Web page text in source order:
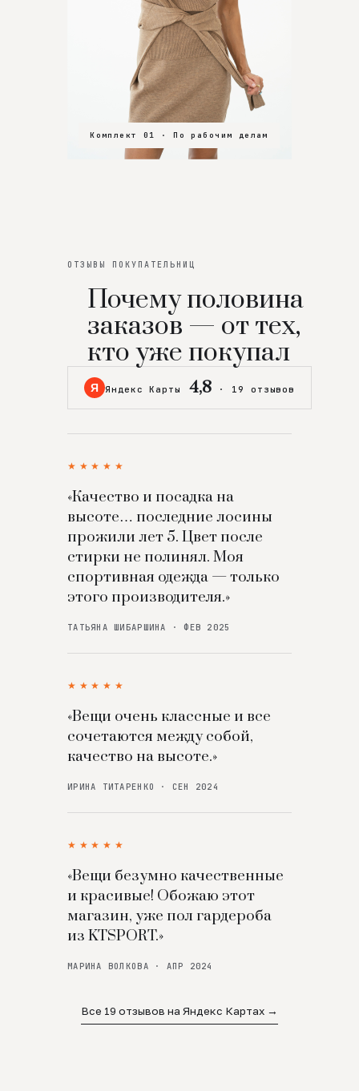
Комплект 01 · По рабочим делам
Комплект 02 · В зал
Комплект 03 · На особенный вечер
ОТЗЫВЫ ПОКУПАТЕЛЬНИЦ
Почему половина
заказов — от тех,
кто уже покупал
Я Яндекс Карты 4,8 · 19 отзывов
★★★★★
«Качество и посадка на
высоте… последние лосины
прожили лет 5. Цвет после
стирки не полинял. Моя
спортивная одежда — только
этого производителя.»
ТАТЬЯНА ШИБАРШИНА · ФЕВ 2025
★★★★★
«Вещи очень классные и все
сочетаются между собой,
качество на высоте.»
ИРИНА ТИТАРЕНКО · СЕН 2024
★★★★★
«Вещи безумно качественные
и красивые! Обожаю этот
магазин, уже пол гардероба
из KTSPORT.»
МАРИНА ВОЛКОВА · АПР 2024
Все 19 отзывов на Яндекс Картах →